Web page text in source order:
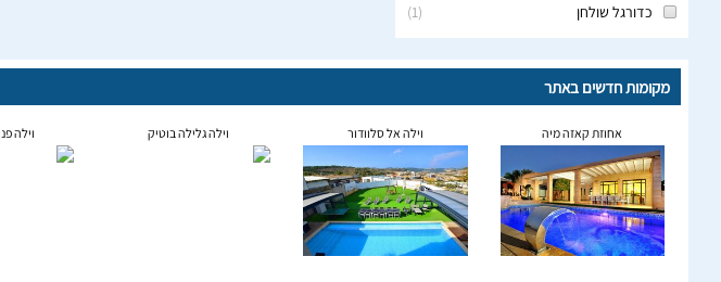
(
1
) כדורגל שולחן
מקומות חדשים באתר
אחוזת קאזה מיה וילה אל סלוודור וילה גלילה בוטיק וילה